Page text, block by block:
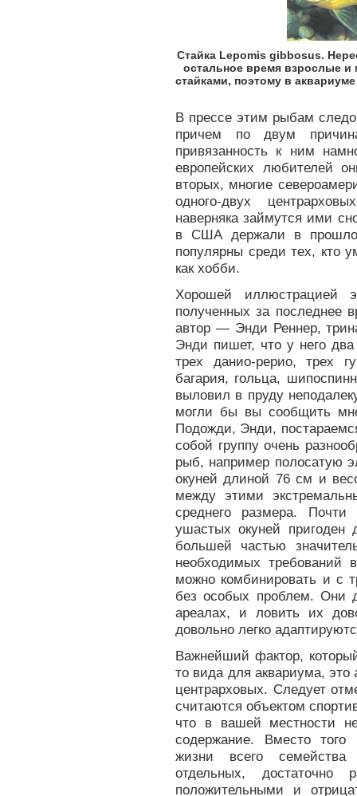
Стайка Lepomis gibbosus.
остальное время взрослые
стайками, поэтому в
В прессе этим рыбам
причем по двум
привязанность к ним
европейских любителей
вторых, многие
одного-двух
наверняка займутся ими
в США держали в
популярны среди тех, кто
как хобби.
Хорошей иллюстрацией
полученных за последнее
автор — Энди Реннер,
Энди пишет, что у него
трех данио-рерио, трех
багария, гольца,
выловил в пруду
могли бы вы сообщить
Подожди, Энди,
собой группу очень
рыб, например полосатую
окуней длиной 76 см и
между этими
среднего размера.
ушастых окуней
большей частью
необходимых требований
можно комбинировать и с
без особых проблем. Они
ареалах, и ловить их
довольно легко
Важнейший фактор,
то вида для аквариума, это
центрарховых. Следует
считаются объектом
что в вашей местности
содержание. Вместо того
жизни всего
отдельных,
положительными и